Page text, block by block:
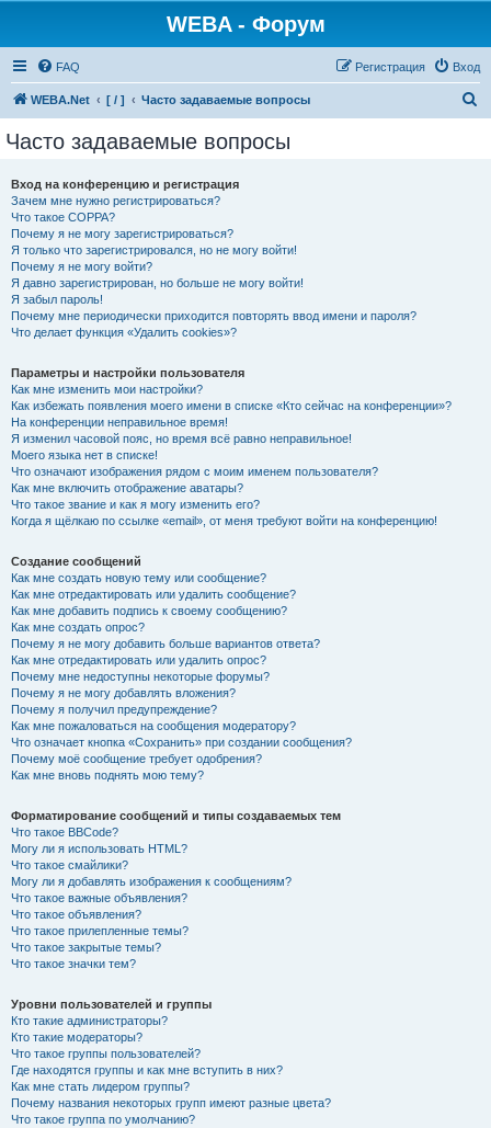
WEBA - Форум
FAQ Вход
Регистрация
WEBA.Net [ / ] Часто задаваемые вопросы
Часто задаваемые вопросы
Вход на конференцию и регистрация
Зачем мне нужно регистрироваться?
Что такое COPPA?
Почему я не могу зарегистрироваться?
Я только что зарегистрировался, но не могу войти!
Почему я не могу войти?
Я давно зарегистрирован, но больше не могу войти!
Я забыл пароль!
Почему мне периодически приходится повторять ввод имени и пароля?
Что делает функция «Удалить cookies»?
Параметры и настройки пользователя
Как мне изменить мои настройки?
Как избежать появления моего имени в списке «Кто сейчас на конференции»?
На конференции неправильное время!
Я изменил часовой пояс, но время всё равно неправильное!
Моего языка нет в списке!
Что означают изображения рядом с моим именем пользователя?
Как мне включить отображение аватары?
Что такое звание и как я могу изменить его?
Когда я щёлкаю по ссылке «email», от меня требуют войти на конференцию!
Создание сообщений
Как мне создать новую тему или сообщение?
Как мне отредактировать или удалить сообщение?
Как мне добавить подпись к своему сообщению?
Как мне создать опрос?
Почему я не могу добавить больше вариантов ответа?
Как мне отредактировать или удалить опрос?
Почему мне недоступны некоторые форумы?
Почему я не могу добавлять вложения?
Почему я получил предупреждение?
Как мне пожаловаться на сообщения модератору?
Что означает кнопка «Сохранить» при создании сообщения?
Почему моё сообщение требует одобрения?
Как мне вновь поднять мою тему?
Форматирование сообщений и типы создаваемых тем
Что такое BBCode?
Могу ли я использовать HTML?
Что такое смайлики?
Могу ли я добавлять изображения к сообщениям?
Что такое важные объявления?
Что такое объявления?
Что такое прилепленные темы?
Что такое закрытые темы?
Что такое значки тем?
Уровни пользователей и группы
Кто такие администраторы?
Кто такие модераторы?
Что такое группы пользователей?
Где находятся группы и как мне вступить в них?
Как мне стать лидером группы?
Почему названия некоторых групп имеют разные цвета?
Что такое группа по умолчанию?